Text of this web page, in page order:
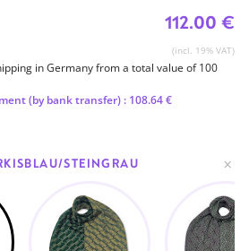
112.00 €
(incl. 19% VAT)
in Germany from a total value of 100
(by bank transfer) : 108.64 €
STEINGRAU